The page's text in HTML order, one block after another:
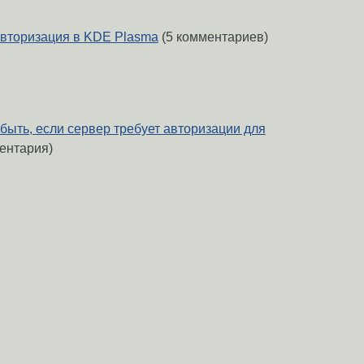
в KDE Plasma (5 комментариев)
если сервер требует авторизации для